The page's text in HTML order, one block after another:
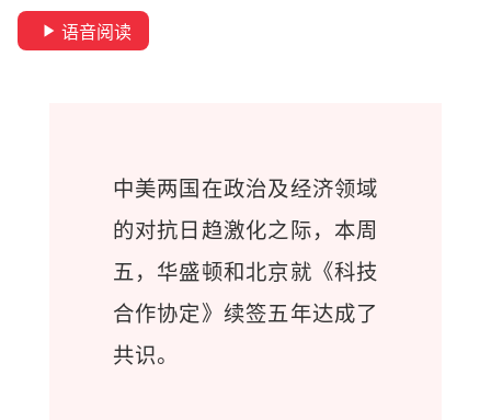
语音阅读
中美两国在政治及经济领域
的对抗日趋激化之际，本周
五，华盛顿和北京就《科技
合作协定》续签五年达成了
共识。